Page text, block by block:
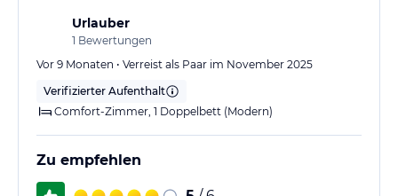
Urlauber
1 Bewertungen
Vor 9 Monaten • Verreist als Paar im November 2025
Verifizierter Aufenthalt
Comfort-Zimmer, 1 Doppelbett (Modern)
Zu empfehlen